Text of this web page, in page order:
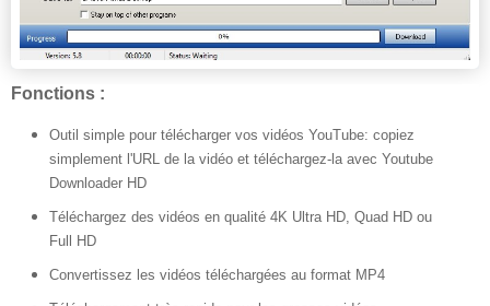
Fonctions :
Outil simple pour télécharger vos vidéos YouTube: copiez
simplement l'URL de la vidéo et téléchargez-la avec Youtube
Downloader HD
Téléchargez des vidéos en qualité 4K Ultra HD, Quad HD ou
Full HD
Convertissez les vidéos téléchargées au format MP4